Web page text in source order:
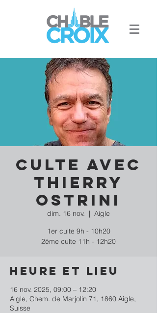
Culte avec
Thierry
Ostrini
dim. 16 nov.
  |
Aigle
1er culte 9h - 10h20
2ème culte 11h - 12h20
Heure et lieu
16 nov. 2025, 09:00 – 12:20
Aigle, Chem. de Marjolin 71, 1860 Aigle,
Suisse